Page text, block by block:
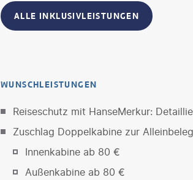
ALLE INKLUSIVLEISTUNGEN
WUNSCHLEISTUNGEN
Reiseschutz mit HanseMerkur:
Zuschlag Doppelkabine zur
Innenkabine ab 80 €
Außenkabine ab 80 €